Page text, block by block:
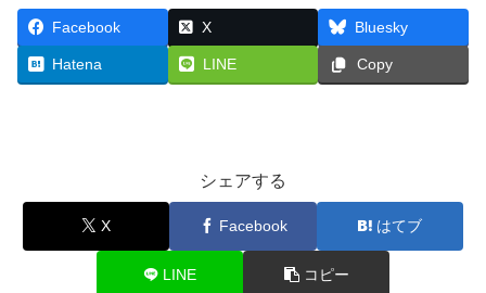
Facebook X Bluesky
Hatena LINE Copy
シェアする
X Facebook はてブ
LINE コピー